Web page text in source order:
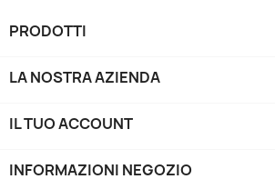
PRODOTTI
LA NOSTRA AZIENDA
IL TUO ACCOUNT
INFORMAZIONI NEGOZIO